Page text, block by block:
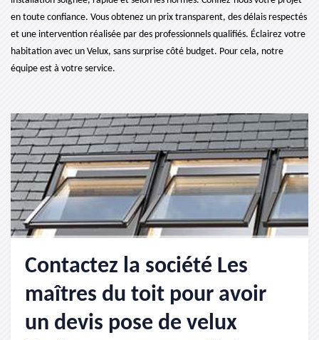
en toute confiance. Vous obtenez un prix transparent, des délais respectés
et une intervention réalisée par des professionnels qualifiés. Éclairez votre
habitation avec un Velux, sans surprise côté budget. Pour cela, notre
équipe est à votre service.
Contactez la société Les
maîtres du toit pour avoir
un devis pose de velux